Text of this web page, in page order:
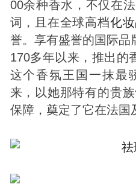
00余种香水，不仅在
词，且在全球高档化妆
誉。享有盛誉的国际品
170多年以来，推出的
这个香氛王国一抹最
来，以她那特有的贵
保障，奠定了它在法国